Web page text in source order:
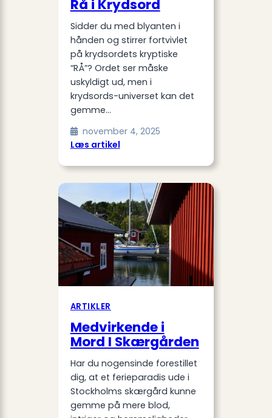
Rå i Krydsord
Sidder du med blyanten i
hånden og stirrer fortvivlet
på krydsordets kryptiske
“RÅ”? Ordet ser måske
uskyldigt ud, men i
krydsords-universet kan det
gemme…
november 4, 2025
Læs artikel:
i
Krydsord
ARTIKLER
Medvirkende i
Mord I Skærgården
Har du nogensinde forestillet
dig, at et ferieparadis ude i
Stockholms skærgård kunne
gemme på mere blod,